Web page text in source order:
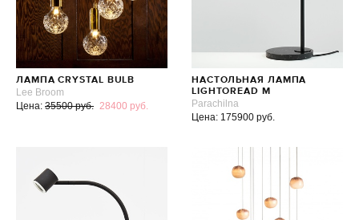
ЛАМПА CRYSTAL BULB
Lee Broom
Цена: 35500 руб. 28400 руб.
НАСТОЛЬНАЯ ЛАМПА
LIGHTOREAD M
Parachilna
Цена: 175900 руб.